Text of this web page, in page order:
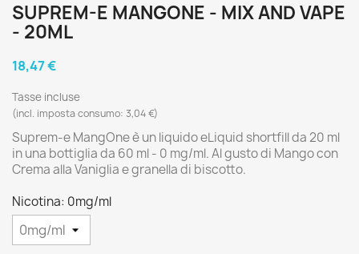
SUPREM-E MANGONE - MIX AND VAPE
- 20ML
18,47 €
Tasse incluse
(incl. imposta consumo: 3,04 €)
Suprem-e MangOne è un liquido eLiquid shortfill da 20 ml
in una bottiglia da 60 ml - 0 mg/ml. Al gusto di Mango con
Crema alla Vaniglia e granella di biscotto.
Nicotina: 0mg/ml